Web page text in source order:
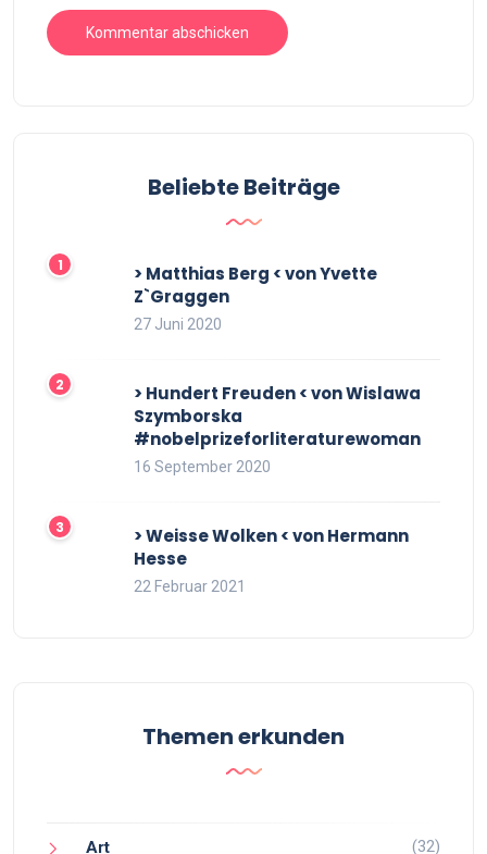
Beliebte Beiträge
> Matthias Berg < von Yvette
Z`Graggen
27 Juni 2020
> Hundert Freuden < von Wislawa
Szymborska
#nobelprizeforliteraturewoman
16 September 2020
> Weisse Wolken < von Hermann
Hesse
22 Februar 2021
Themen erkunden
Art (32)